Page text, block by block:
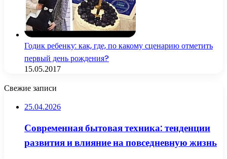
Годик ребенку: как, где, по какому сценарию отметить
первый день рождения?
15.05.2017
Свежие записи
25.04.2026
Современная бытовая техника: тенденции
развития и влияние на повседневную жизнь